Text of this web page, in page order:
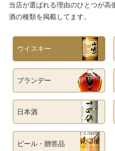
当店が選ばれる理由のひとつが高
酒の種類を掲載してます。
ウイスキー
ブランデー
日本酒
ビール・贈答品